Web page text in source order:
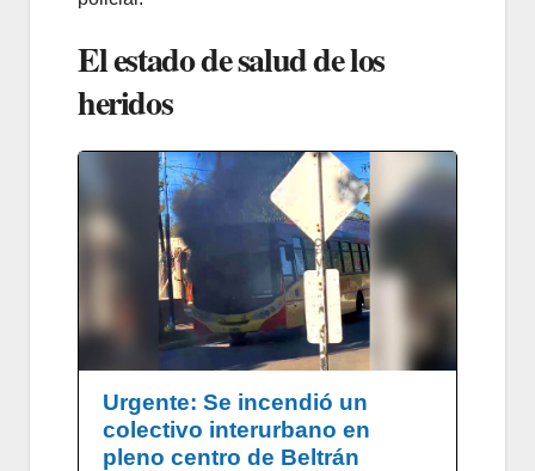
El estado de salud de los
heridos
Urgente: Se incendió un
colectivo interurbano en
pleno centro de Beltrán